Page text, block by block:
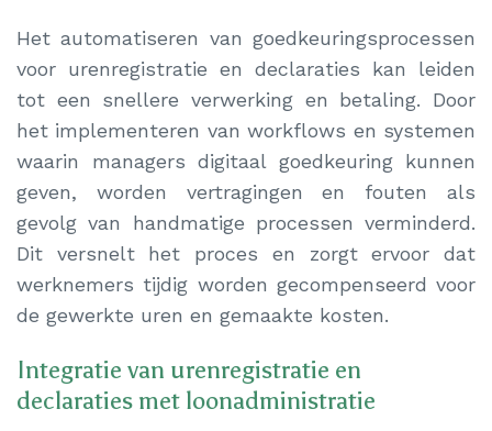
Het automatiseren van goedkeuringsprocessen
voor urenregistratie en declaraties kan leiden
tot een snellere verwerking en betaling. Door
het implementeren van workflows en systemen
waarin managers digitaal goedkeuring kunnen
geven, worden vertragingen en fouten als
gevolg van handmatige processen verminderd.
Dit versnelt het proces en zorgt ervoor dat
werknemers tijdig worden gecompenseerd voor
de gewerkte uren en gemaakte kosten.
Integratie van urenregistratie en
declaraties met loonadministratie